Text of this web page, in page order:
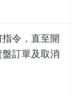
令，直至開
訂單及取消